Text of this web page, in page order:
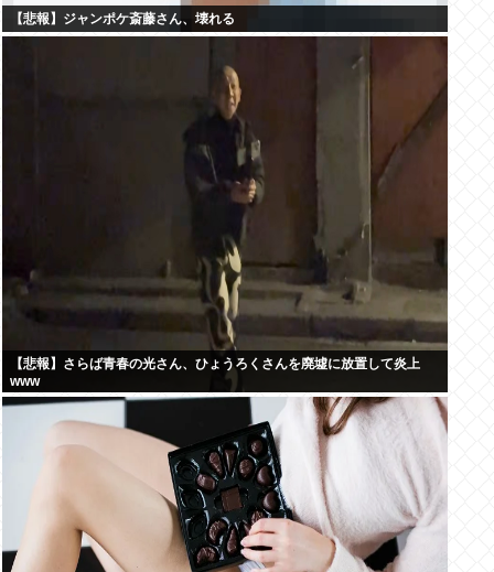
【悲報】ジャンポケ斎藤さん、壊れる
【悲報】さらば青春の光さん、ひょうろくさんを廃墟に放置して炎上
www